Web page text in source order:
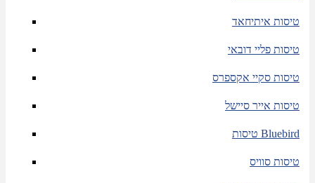
טיסות איתיחאד
טיסות פליי דובאי
טיסות סקיי אקספרס
טיסות אייר סיישל
טיסות Bluebird
טיסות סוויס